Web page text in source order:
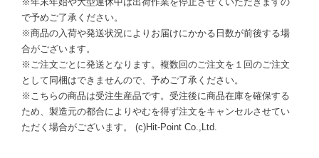
で予めご了承ください。
※商品の入荷や発送状況によりお届けにかかる日数が前後する場
合がございます。
※ご注文ごとに発送となります。複数回のご注文を１回のご注文
として同梱はできませんので、予めご了承ください。
※こちらの商品は受注生産品です。受注後に商品在庫を確保する
ため、製造元の都合によりやむを得ず注文をキャンセルさせてい
ただく場合がございます。 (c)Hit-Point Co.,Ltd.